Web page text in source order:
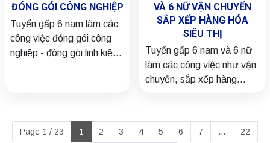
ĐÓNG GÓI CÔNG NGHIỆP
Tuyển gấp 6 nam làm các
công việc đóng gói công
nghiệp - đóng gói linh kiện
VÀ 6 NỮ VẬN CHUYỂN
SẮP XẾP HÀNG HÓA
SIÊU THỊ
Tuyển gấp 6 nam và 6 nữ
làm các công việc như vận
chuyển, sắp xếp hàng
Hãy liên hệ đăng ký ngay
nhé!
Page 1 / 23 1 2 3 4 5 6 7 ... 22